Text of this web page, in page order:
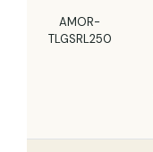
AMOR-
TLGSRL250